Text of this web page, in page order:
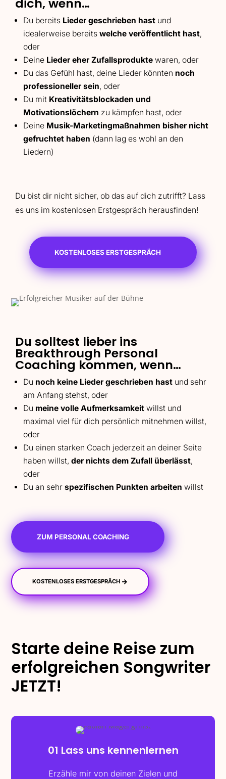
dich, wenn…
Du bereits Lieder geschrieben hast und
idealerweise bereitswelche veröffentlicht hast,
oder
Deine Lieder eher Zufallsprodukte waren, oder
Du das Gefühl hast, deine Lieder könnten noch
professioneller sein, oder
Du mit Kreativitätsblockaden und
Motivationslöchern zu kämpfen hast, oder
Deine Musik-Marketingmaßnahmen bisher nicht
gefruchtet haben (dann lag es wohl an den
Liedern)
Du bist dir nicht sicher, ob das auf dich zutrifft? Lass
es uns im kostenlosen Erstgespräch herausfinden!
KOSTENLOSES ERSTGESPRÄCH
Du solltest lieber ins
Breakthrough Personal
Coaching kommen, wenn…
Du noch keine Lieder geschrieben hast und sehr
am Anfang stehst, oder
Du meine volle Aufmerksamkeit willst und
maximal viel für dich persönlich mitnehmen willst,
oder
Du einen starken Coach jederzeit an deiner Seite
haben willst,der nichts dem Zufall überlässt,
oder
Du an sehrspezifischen Punkten arbeiten willst
ZUM PERSONAL COACHING
KOSTENLOSES ERSTGESPRÄCH
Starte deine Reise zum
erfolgreichen Songwriter
JETZT!
01 Lass uns kennenlernen
Erzähle mir von deinen Zielen und